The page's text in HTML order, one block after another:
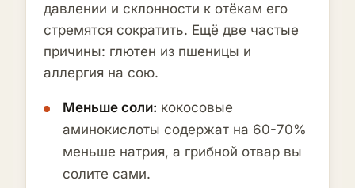
давлении и склонности к отёкам его
стремятся сократить. Ещё две частые
причины: глютен из пшеницы и
аллергия на сою.
Меньше соли: кокосовые
аминокислоты содержат на 60-70%
меньше натрия, а грибной отвар вы
солите сами.